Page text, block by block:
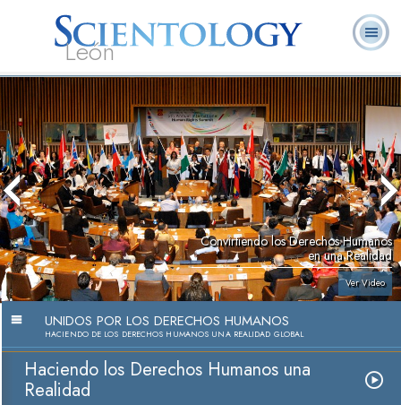
León
L. Ronald
¿Qué es
Scientology?
Ministros
Frecuentes
Libros
Convirtiendo los Derechos Humanos
en una Realidad
Ver Video
UNIDOS POR LOS DERECHOS HUMANOS
HACIENDO DE LOS DERECHOS HUMANOS UNA REALIDAD GLOBAL
Haciendo los Derechos Humanos una
Realidad